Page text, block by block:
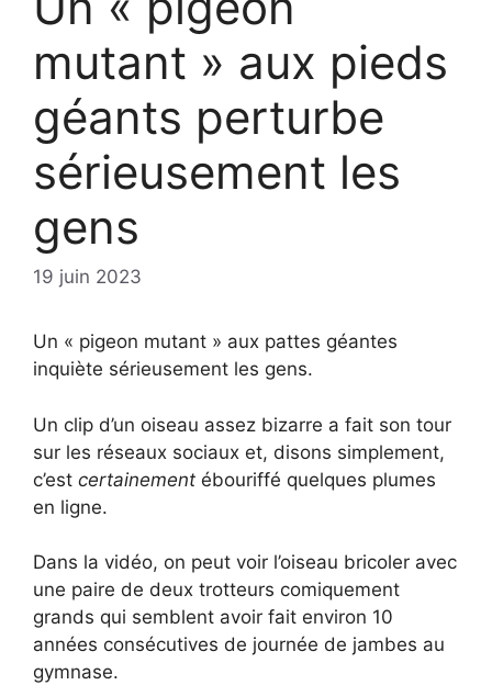
mutant » aux pieds
géants perturbe
sérieusement les
gens
19 juin 2023
Un « pigeon mutant » aux pattes géantes
inquiète sérieusement les gens.
Un clip d’un oiseau assez bizarre a fait son tour
sur les réseaux sociaux et, disons simplement,
c’est certainement ébouriffé quelques plumes
en ligne.
Dans la vidéo, on peut voir l’oiseau bricoler avec
une paire de deux trotteurs comiquement
grands qui semblent avoir fait environ 10
années consécutives de journée de jambes au
gymnase.